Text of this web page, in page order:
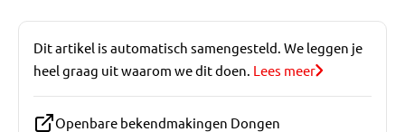
Dit artikel is automatisch samengesteld. We leggen je
heel graag uit waarom we dit doen. Lees meer
Openbare bekendmakingen Dongen